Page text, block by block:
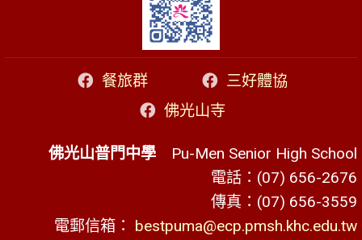
餐旅群
三好體協
佛光山寺
佛光山普門中學 Pu-Men Senior High School
電話：(07) 656-2676
傳真：(07) 656-3559
電郵信箱： bestpuma@ecp.pmsh.khc.edu.tw